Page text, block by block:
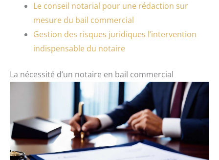
Le conseil notarial pour une rédaction sur
mesure du bail commercial
Gestion des risques juridiques l’intervention
indispensable du notaire
La nécessité d’un notaire en bail commercial